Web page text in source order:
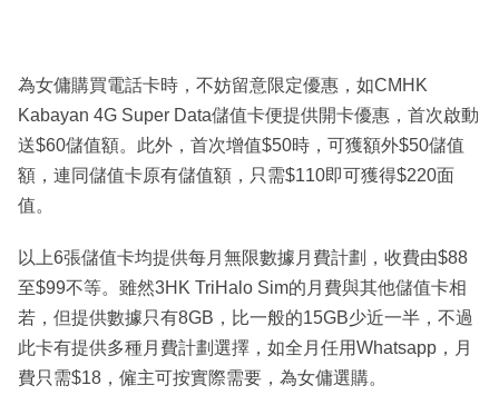
為女傭購買電話卡時，不妨留意限定優惠，如CMHK
Kabayan 4G Super Data儲值卡便提供開卡優惠，首次啟動
送$60儲值額。此外，首次增值$50時，可獲額外$50儲值
額，連同儲值卡原有儲值額，只需$110即可獲得$220面
值。
以上6張儲值卡均提供每月無限數據月費計劃，收費由$88
至$99不等。雖然3HK TriHalo Sim的月費與其他儲值卡相
若，但提供數據只有8GB，比一般的15GB少近一半，不過
此卡有提供多種月費計劃選擇，如全月任用Whatsapp，月
費只需$18，僱主可按實際需要，為女傭選購。